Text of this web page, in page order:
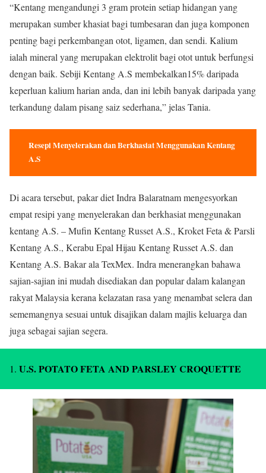
“Kentang mengandungi 3 gram protein setiap hidangan yang
merupakan sumber khasiat bagi tumbesaran dan juga komponen
penting bagi perkembangan otot, ligamen, dan sendi. Kalium
ialah mineral yang merupakan elektrolit bagi otot untuk berfungsi
dengan baik. Sebiji Kentang A.S membekalkan15% daripada
keperluan kalium harian anda, dan ini lebih banyak daripada yang
terkandung dalam pisang saiz sederhana,” jelas Tania.
Resepi Menyelerakan dan Berkhasiat Menggunakan Kentang
A.S
Di acara tersebut, pakar diet Indra Balaratnam mengesyorkan
empat resipi yang menyelerakan dan berkhasiat menggunakan
kentang A.S. – Mufin Kentang Russet A.S., Kroket Feta & Parsli
Kentang A.S., Kerabu Epal Hijau Kentang Russet A.S. dan
Kentang A.S. Bakar ala TexMex. Indra menerangkan bahawa
sajian-sajian ini mudah disediakan dan popular dalam kalangan
rakyat Malaysia kerana kelazatan rasa yang menambat selera dan
sememangnya sesuai untuk disajikan dalam majlis keluarga dan
juga sebagai sajian segera.
1. U.S. POTATO FETA AND PARSLEY CROQUETTE